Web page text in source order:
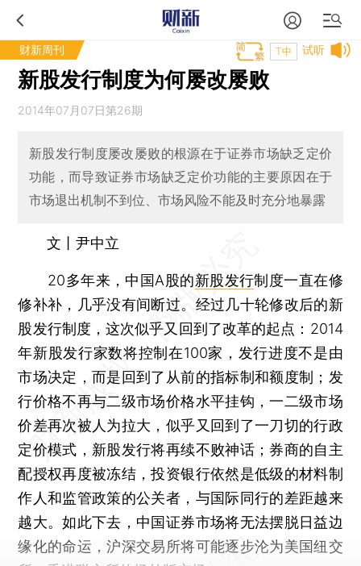
财新周刊 试听
T中
新股发行制度为何屡改屡败
2014年07月07日第26期
新股发行制度屡改屡败的根源在于证券市场缺乏定价
功能，而导致证券市场缺乏定价功能的主要原因在于
市场退出机制不到位、市场风险不能及时充分地暴露
文丨尹中立
20多年来，中国A股的新股发行制度一直在修
修补补，几乎没有间断过。经过几十轮修改后的新
股发行制度，这次似乎又回到了改革的起点：2014
年新股发行家数将控制在100家，发行进度不是由
市场决定，而是回到了从前的指标制和额度制；发
行价格不再与二级市场价格水平挂钩，一二级市场
价差再次被人为拉大，似乎又回到了一刀切的行政
定价模式，新股发行将再续不败神话；券商的自主
配授权再度被冻结，投资银行依然是低级的材料制
作人和监管政策的公关者，与国际同行的差距越来
越大。如此下去，中国证券市场将无法摆脱日益边
缘化的命运，沪深交易所将可能逐步沦为美国纽交